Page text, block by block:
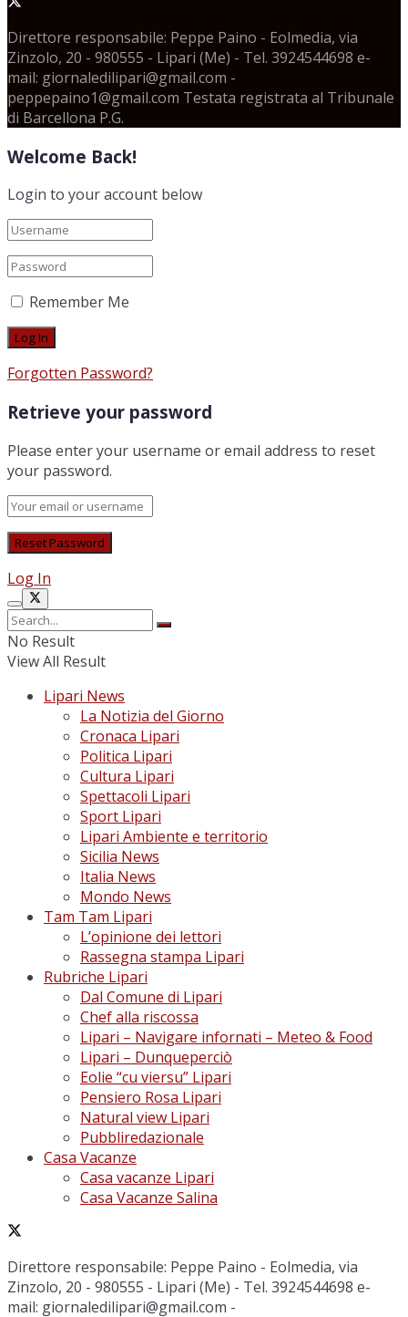
Direttore responsabile: Peppe Paino - Eolmedia, via
Zinzolo, 20 - 980555 - Lipari (Me) - Tel. 3924544698 e-
mail: giornaledilipari@gmail.com -
peppepaino1@gmail.com Testata registrata al Tribunale
di Barcellona P.G.
Welcome Back!
Login to your account below
Remember Me
Forgotten Password?
Retrieve your password
Please enter your username or email address to reset
your password.
Log In
No Result
View All Result
Lipari News
La Notizia del Giorno
Cronaca Lipari
Politica Lipari
Cultura Lipari
Spettacoli Lipari
Sport Lipari
Lipari Ambiente e territorio
Sicilia News
Italia News
Mondo News
Tam Tam Lipari
L’opinione dei lettori
Rassegna stampa Lipari
Rubriche Lipari
Dal Comune di Lipari
Chef alla riscossa
Lipari – Navigare infornati – Meteo & Food
Lipari – Dunqueperciò
Eolie “cu viersu” Lipari
Pensiero Rosa Lipari
Natural view Lipari
Pubbliredazionale
Casa Vacanze
Casa vacanze Lipari
Casa Vacanze Salina
Direttore responsabile: Peppe Paino - Eolmedia, via
Zinzolo, 20 - 980555 - Lipari (Me) - Tel. 3924544698 e-
mail: giornaledilipari@gmail.com -